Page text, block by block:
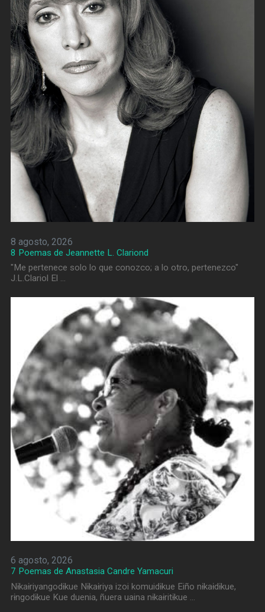
8 agosto, 2026
8 Poemas de Jeannette L. Clariond
"Me pertenece solo lo que conozco; a lo otro, pertenezco"
J.L.Clariol El …
6 agosto, 2026
7 Poemas de Anastasia Candre Yamacuri
Nɨkaɨriyangodɨkue Nɨkaɨriya izoi komuidɨkue Eiño nɨkaɨdɨkue,
rɨngodɨkue Kue duenia, ñuera uaina nɨkaɨritɨkue …